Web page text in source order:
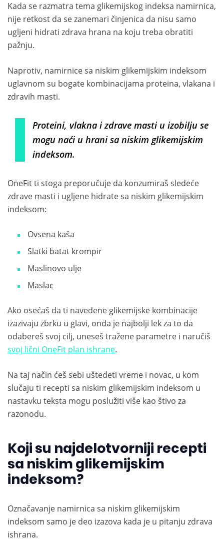
Kada se razmatra tema glikemijskog indeksa namirnica,
nije retkost da se zanemari činjenica da nisu samo
ugljeni hidrati zdrava hrana na koju treba obratiti
pažnju.
Naprotiv, namirnice sa niskim glikemijskim indeksom
uglavnom su bogate kombinacijama proteina, vlakana i
zdravih masti.
Proteini, vlakna i zdrave masti u izobilju se
mogu naći u hrani sa niskim glikemijskim
indeksom.
OneFit ti stoga preporučuje da konzumiraš sledeće
zdrave masti i ugljene hidrate sa niskim glikemijskim
indeksom:
Ovsena kaša
Slatki batat krompir
Maslinovo ulje
Maslac
Ako osećaš da ti navedene glikemijske kombinacije
izazivaju zbrku u glavi, onda je najbolji lek za to da
odabereš svoj cilj, uneseš tražene parametre i naručiš
svoj lični OneFit plan ishrane.
Na taj način ćeš sebi uštedeti vreme i novac, u kom
slučaju ti recepti sa niskim glikemijskim indeksom u
nastavku teksta mogu poslužiti više kao štivo za
razonodu.
Koji su najdelotvorniji recepti
sa niskim glikemijskim
indeksom?
Označavanje namirnica sa niskim glikemijskim
indeksom samo je deo izazova kada je u pitanju zdrava
ishrana.